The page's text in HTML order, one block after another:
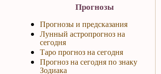
Прогнозы
Прогнозы и предсказания
Лунный астропрогноз на
сегодня
Таро прогноз на сегодня
Прогноз на сегодня по знаку
Зодиака